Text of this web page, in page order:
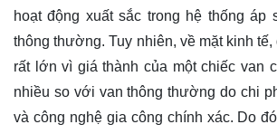
hoạt động xuất sắc trong hệ thống áp
thông thường. Tuy nhiên, về mặt kinh
rất lớn vì giá thành của một chiếc van
nhiều so với van thông thường do chi
và công nghệ gia công chính xác. Do